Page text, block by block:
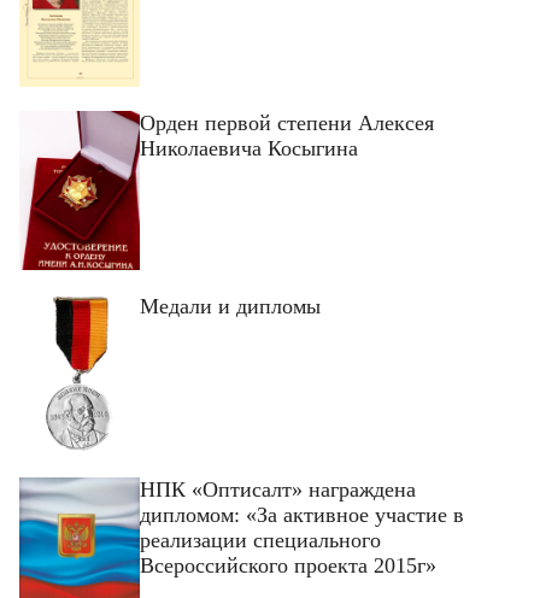
Орден первой степени Алексея
Николаевича Косыгина
Медали и дипломы
НПК «Оптисалт» награждена
дипломом: «За активное участие в
реализации специального
Всероссийского проекта 2015г»